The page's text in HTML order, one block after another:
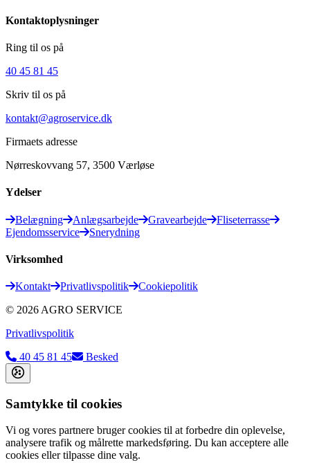
Kontaktoplysninger
Ring til os på
40 45 81 45
Skriv til os på
kontakt@agroservice.dk
Firmaets adresse
Nørreskovvang 57, 3500 Værløse
Ydelser
Belægning Anlægsarbejde Gravearbejde
Fliseterrasse
Ejendomsservice
Snerydning
Virksomhed
Kontakt Privatlivspolitik
Cookiepolitik
© 2026 AGRO SERVICE
Privatlivspolitik
40 45 81 45
Besked
Samtykke til cookies
Vi og vores partnere bruger cookies til at forbedre din oplevelse,
analysere trafik og målrette markedsføring. Du kan acceptere alle
cookies eller tilpasse dine valg.